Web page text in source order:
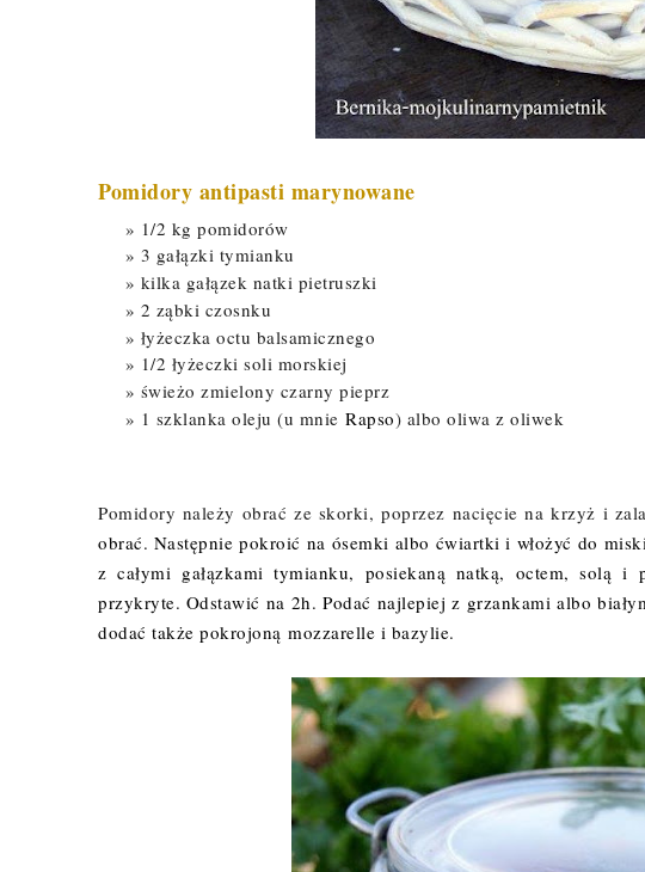
Pomidory antipasti marynowane
1/2 kg pomidorów
3 gałązki tymianku
kilka gałązek natki pietruszki
2 ząbki czosnku
łyżeczka octu balsamicznego
1/2 łyżeczki soli morskiej
świeżo zmielony czarny pieprz
1 szklanka oleju (u mnie Rapso) albo oliwa z oliwek
Pomidory należy obrać ze skorki, poprzez nacięcie na krzyż i
obrać. Następnie pokroić na ósemki albo ćwiartki i włożyć do
z całymi gałązkami tymianku, posiekaną natką, octem, solą
przykryte. Odstawić na 2h. Podać najlepiej z grzankami albo
dodać także pokrojoną mozzarelle i bazylie.